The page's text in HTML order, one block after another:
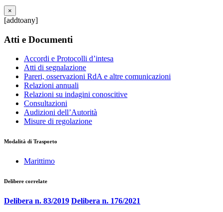
×
[addtoany]
Atti e Documenti
Accordi e Protocolli d’intesa
Atti di segnalazione
Pareri, osservazioni RdA e altre comunicazioni
Relazioni annuali
Relazioni su indagini conoscitive
Consultazioni
Audizioni dell’Autorità
Misure di regolazione
Modalità di Trasporto
Marittimo
Delibere correlate
Delibera n. 83/2019 Delibera n. 176/2021